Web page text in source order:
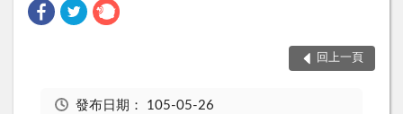
回上一頁
發布日期： 105-05-26